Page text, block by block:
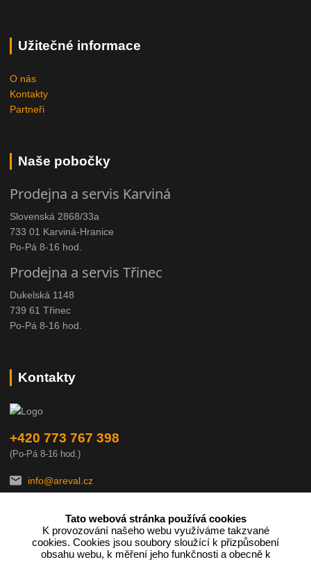
Užitečné informace
O nás
Kontakty
Partneři
Naše pobočky
Prodejna a servis Karviná
Slovenská 2868/33a
733 01 Karviná-Hranice
Po-Pá 8-16 hod.
Prodejna a servis Třinec
Dukelská 1148
739 61 Třinec
Po-Pá 8-16 hod.
Kontakty
+420 773 767 398
(Po-Pá 8-16 hod.)
info@areval.cz
Tato webová stránka používá cookies
K provozování našeho webu využíváme takzvané
cookies. Cookies jsou soubory sloužící k přizpůsobení
obsahu webu, k měření jeho funkčnosti a obecně k